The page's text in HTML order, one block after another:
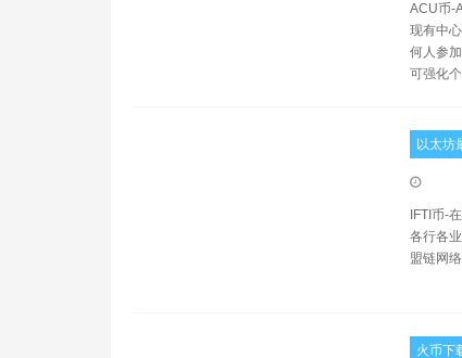
ACU币-
现有中
何人参
可强化个
以太坊
IFTI币-
各行各
盟链网
火币下